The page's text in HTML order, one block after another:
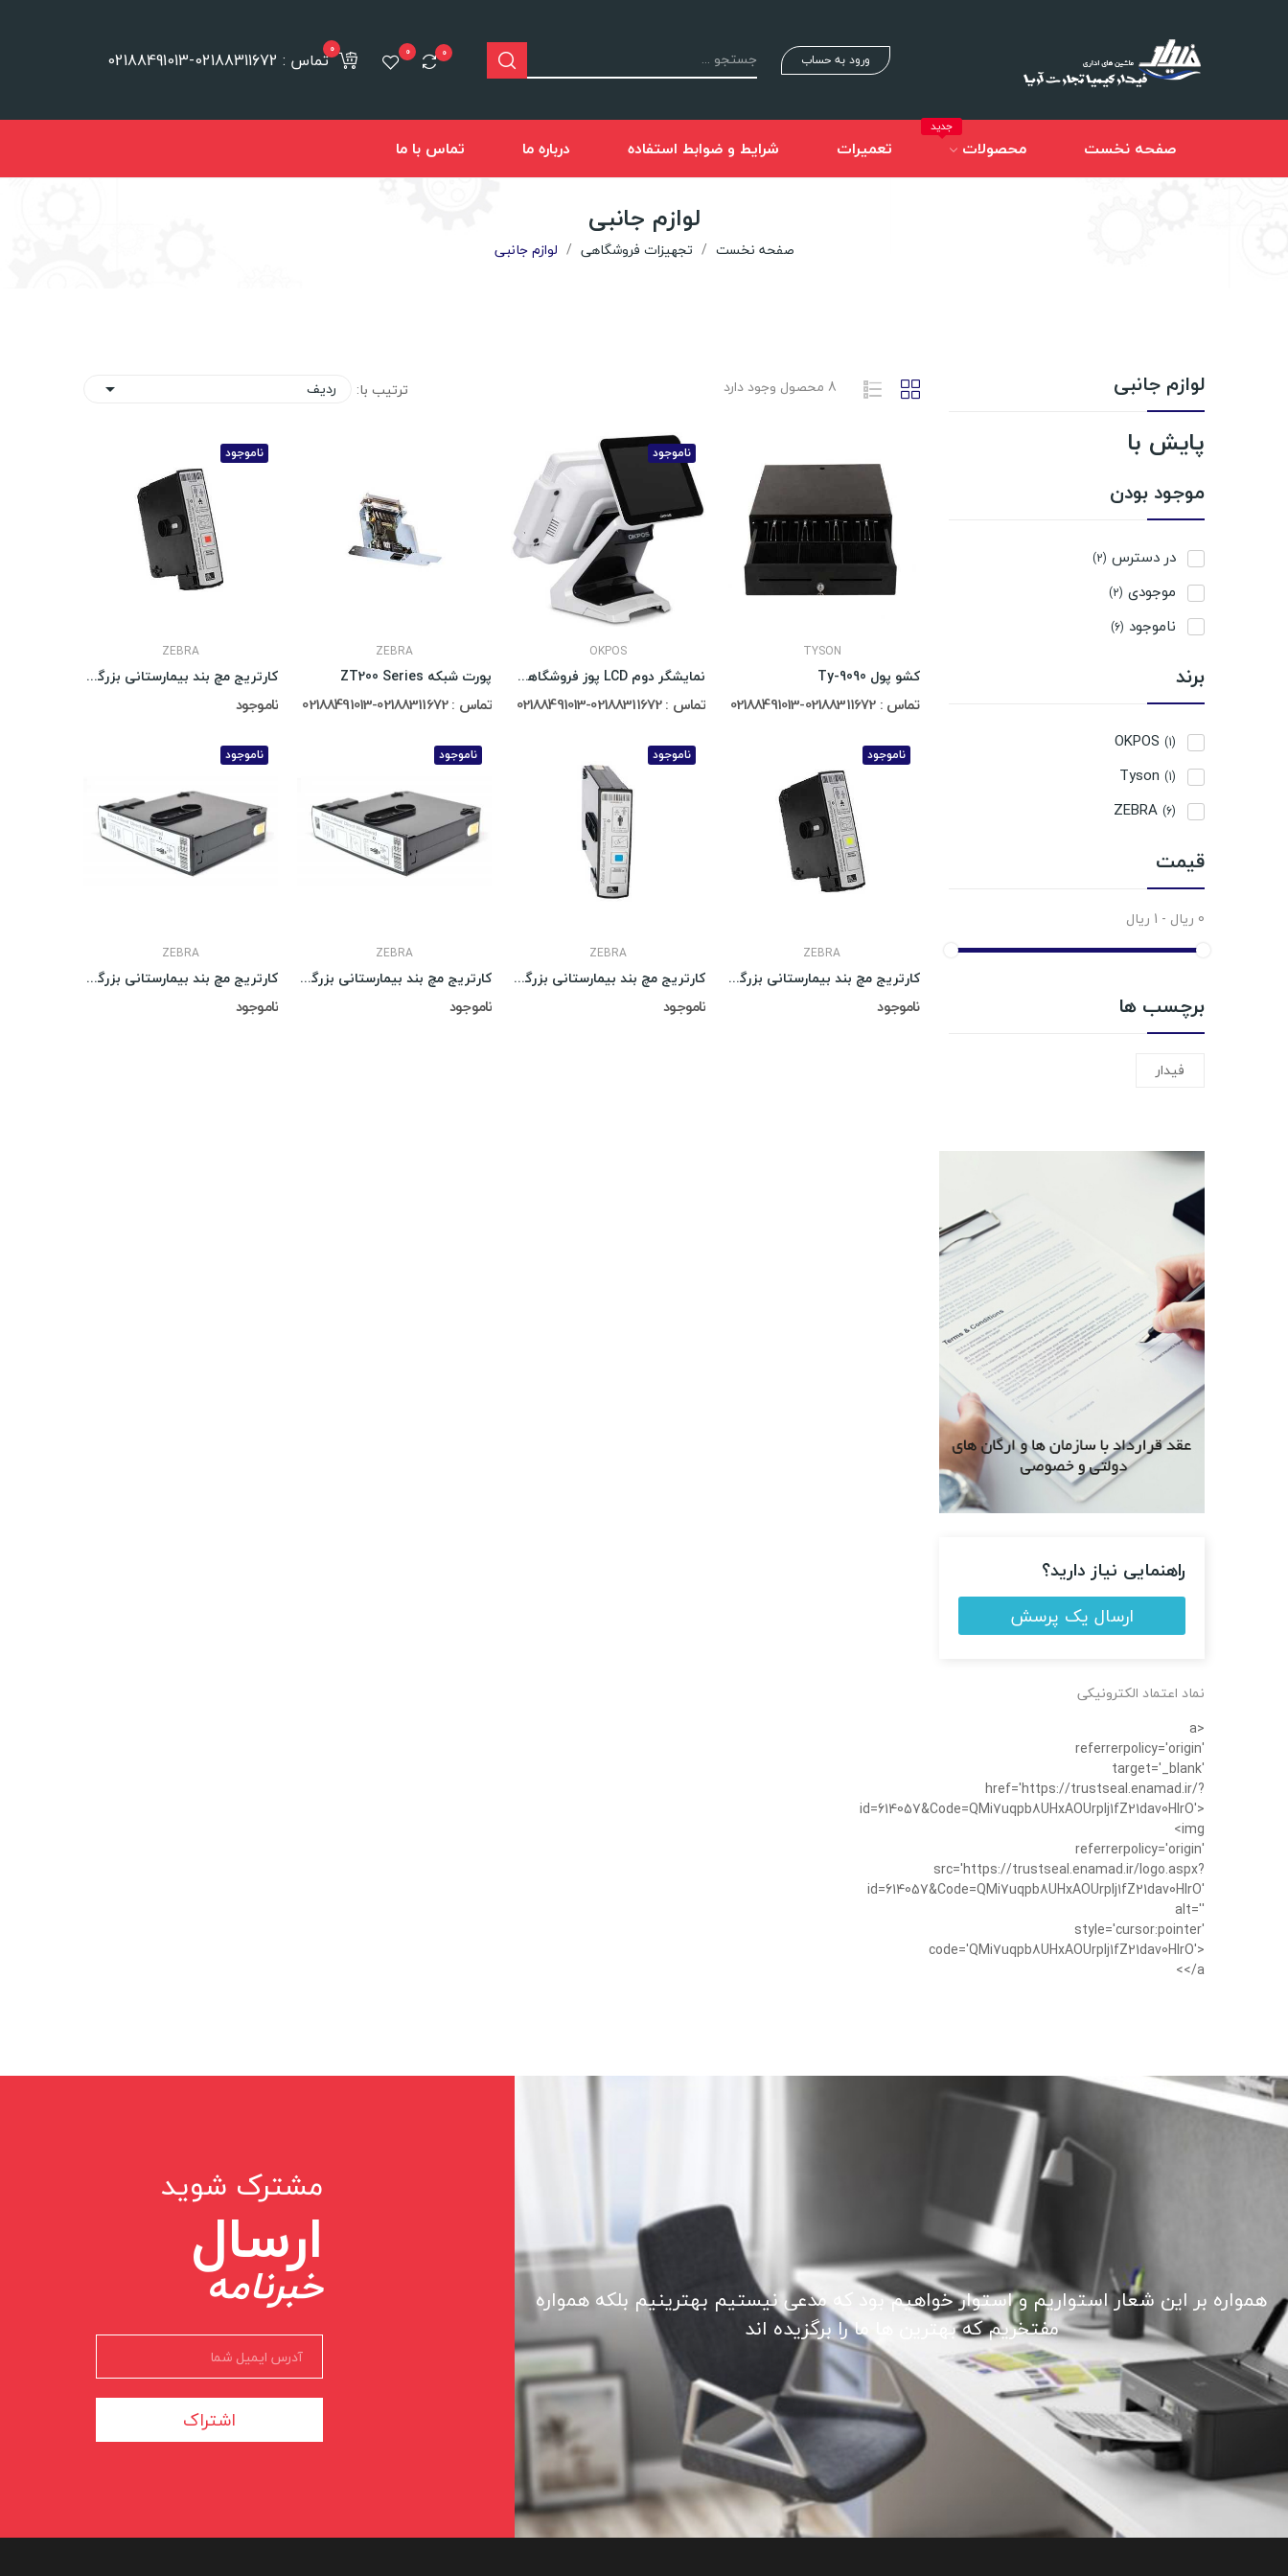
ورود به حساب 0
0 تماس : 02188311672-021884910130
صفحه نخست محصولات
جدید
تعمیرات شرایط و ضوابط استفاده درباره ما تماس با ما
لوازم جانبی
صفحه نخست تجهیزات فروشگاهی لوازم جانبی
لوازم جانبی
پایش با
موجود بودن
در دسترس (2)
موجودی (2)
ناموجود (6)
برند
OKPOS (1)
Tyson (1)
ZEBRA (6)
قیمت
0 ریال - 1 ریال
برچسب ها
فیدار
راهنمایی نیاز دارید؟
ارسال یک پرسش
نماد اعتماد الکترونیکی
<a
referrerpolicy='origin'
target='_blank'
href='https://trustseal.enamad.ir/?
id=614057&Code=QMi7uqpb8UHxAOUrplj1fZ21dav0HIrO'>
<img
referrerpolicy='origin'
src='https://trustseal.enamad.ir/logo.aspx?
id=614057&Code=QMi7uqpb8UHxAOUrplj1fZ21dav0HIrO'
alt=''
style='cursor:pointer'
code='QMi7uqpb8UHxAOUrplj1fZ21dav0HIrO'>
</a>
8 محصول وجود دارد ترتیب با: ردیف 
TYSON
کشو پول Ty-9090
تماس : 02188311672-02188491013
ناموجود
OKPOS
نمایشگر دوم LCD پوز فروشگاهی OKPOS
تماس : 02188311672-02188491013
ZEBRA
پورت شبکه ZT200 Series
تماس : 02188311672-02188491013
ناموجود
ZEBRA
کارتریج مچ بند بیمارستانی بزرگسال قرمز Z-Band
ناموجود
ناموجود
ZEBRA
کارتریج مچ بند بیمارستانی بزرگسال زرد Z-Band
ناموجود
ناموجود
ZEBRA
کارتریج مچ بند بیمارستانی بزرگسال آبی Z-Band
ناموجود
ناموجود
ZEBRA
کارتریج مچ بند بیمارستانی بزرگسال سفید Z-Band
ناموجود
ناموجود
ZEBRA
کارتريج مچ بند بيمارستانی بزرگسال سفيد Z-Band
ناموجود
همواره بر این شعار استواریم و استوار خواهیم بود که مدعی نیستیم بهترینیم بلکه همواره
مفتخریم که بهترین ها ما را برگزیده اند
مشترک شوید
ارسال
خبرنامه
اشتراک